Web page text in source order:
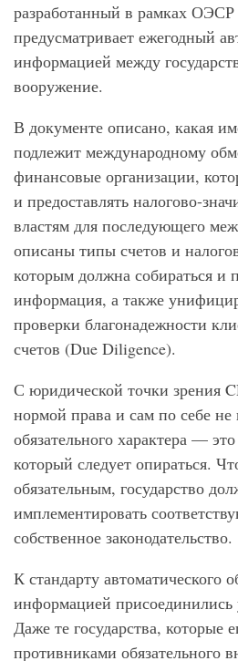
разработанный в рамках
предусматривает ежегодный
информацией между
вооружение.
В документе описано, какая
подлежит международному
финансовые организации,
и предоставлять налогово-
властям для последующего
описаны типы счетов и
которым должна собираться и
информация, а также
проверки благонадежности
счетов (Due Diligence).
С юридической точки зрения
нормой права и сам по себе
обязательного характера —
который следует опираться.
обязательным, государство
имплементировать
собственное законодательство.
К стандарту автоматического
информацией присоединились
Даже те государства, которые
противниками обязательного